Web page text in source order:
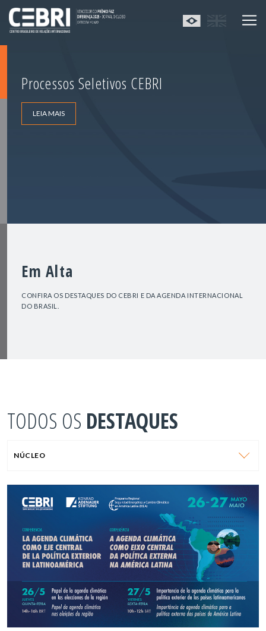
Processos Seletivos CEBRI
LEIA MAIS
Em Alta
CONFIRA OS DESTAQUES DO CEBRI E DA AGENDA INTERNACIONAL
DO BRASIL.
TODOS OS DESTAQUES
NÚCLEO